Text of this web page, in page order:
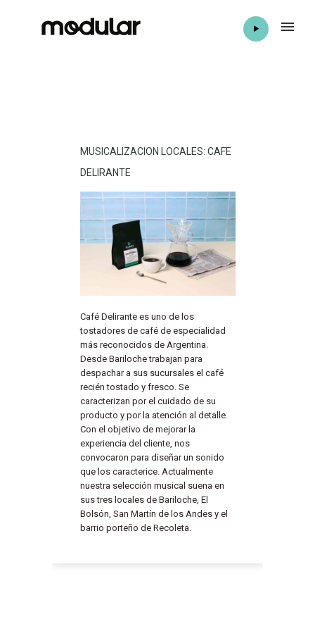
MUSICALIZACION LOCALES: CAFE
DELIRANTE
Café Delirante es uno de los
tostadores de café de especialidad
más reconocidos de Argentina.
Desde Bariloche trabajan para
despachar a sus sucursales el café
recién tostado y fresco. Se
caracterizan por el cuidado de su
producto y por la atención al detalle.
Con el objetivo de mejorar la
experiencia del cliente, nos
convocaron para diseñar un sonido
que los caracterice. Actualmente
nuestra selección musical suena en
sus tres locales de Bariloche, El
Bolsón, San Martín de los Andes y el
barrio porteño de Recoleta.